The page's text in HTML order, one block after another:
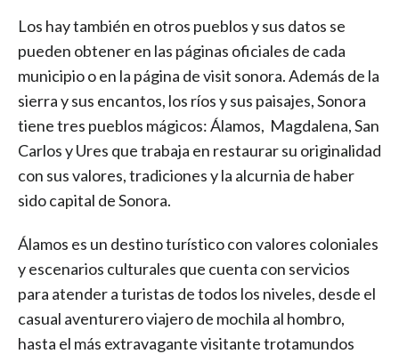
Los hay también en otros pueblos y sus datos se
pueden obtener en las páginas oficiales de cada
municipio o en la página de visit sonora. Además de la
sierra y sus encantos, los ríos y sus paisajes, Sonora
tiene tres pueblos mágicos: Álamos, Magdalena, San
Carlos y Ures que trabaja en restaurar su originalidad
con sus valores, tradiciones y la alcurnia de haber
sido capital de Sonora.
Álamos es un destino turístico con valores coloniales
y escenarios culturales que cuenta con servicios
para atender a turistas de todos los niveles, desde el
casual aventurero viajero de mochila al hombro,
hasta el más extravagante visitante trotamundos